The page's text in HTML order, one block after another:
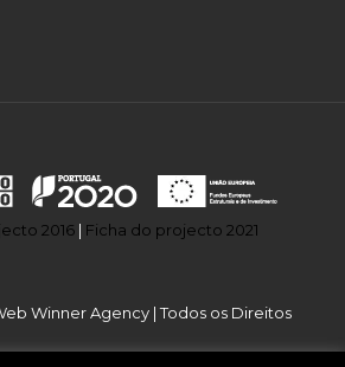
2016 | Ficha do projecto 2021
Winner Agency | Todos os Direitos